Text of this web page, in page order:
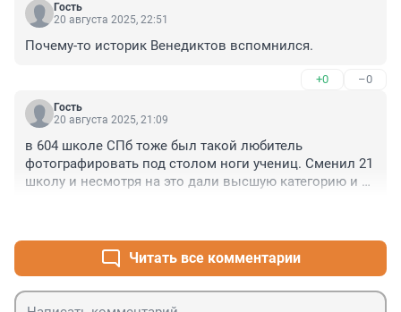
Гость
20 августа 2025, 22:51
Почему-то историк Венедиктов вспомнился.
+0 –0
Гость
20 августа 2025, 21:09
в 604 школе СПб тоже был такой любитель
фотографировать под столом ноги учениц. Сменил 21
школу и несмотря на это дали высшую категорию и
Читать все комментарии